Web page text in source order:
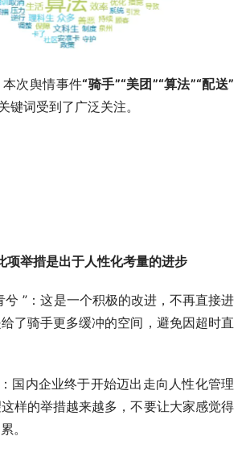
次舆情事件“骑手”“美团”“算法”“配送”
键词受到了广泛关注。
项举措是出于人性化考量的进步
兮 ”：这是一个积极的改进，不再直接进
了骑手更多缓冲的空间，避免因超时直
国内企业终于开始迈出走向人性化管理
样的举措越来越多，不要让大家感觉得
。